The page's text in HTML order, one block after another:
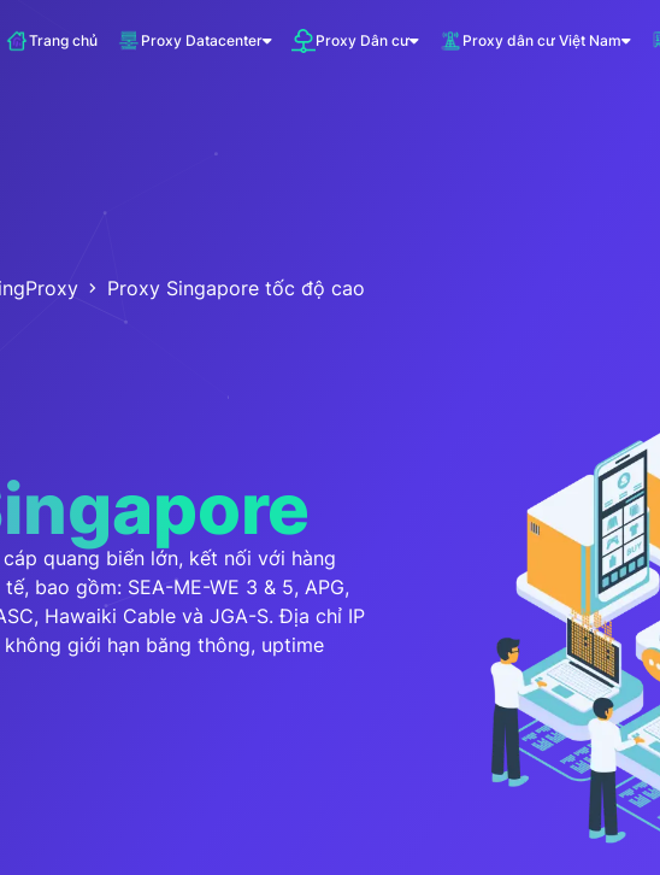
Trang chủ Proxy Datacenter Proxy Dân cư Proxy dân cư Việt Nam
VNDC 23
VNDC 25
9.000đ/Ngày
Proxy Singapore tốc độ cao
quang biển lớn, kết nối với hàng
bao gồm: SEA-ME-WE 3 & 5, APG,
Hawaiki Cable và JGA-S. Địa chỉ IP
giới hạn băng thông, uptime